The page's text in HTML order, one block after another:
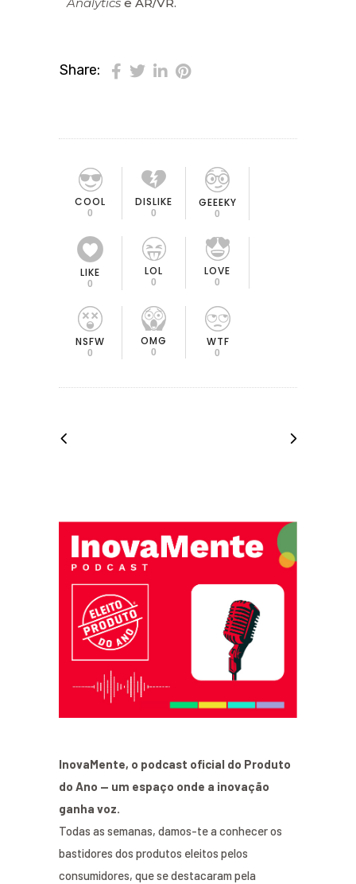
Share:
COOL
0
DISLIKE
0
GEEEKY
0
LIKE
0
LOL
0
LOVE
0
NSFW
0
OMG
0
WTF
0
InovaMente, o podcast oficial do Produto
do Ano — um espaço onde a inovação
ganha voz.
Todas as semanas, damos-te a conhecer os
bastidores dos produtos eleitos pelos
consumidores, que se destacaram pela